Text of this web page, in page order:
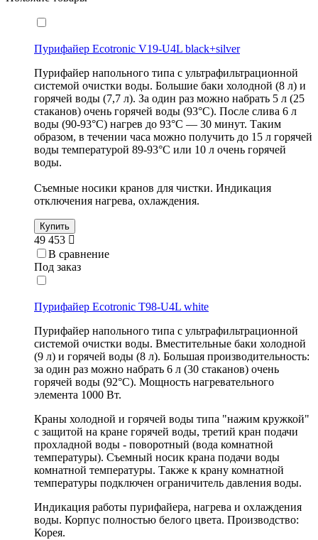
Пурифайер Ecotronic V19-U4L black+silver
Пурифайер напольного типа с ультрафильтрационной
системой очистки воды. Большие баки холодной (8 л) и
горячей воды (7,7 л). За один раз можно набрать 5 л (25
стаканов) очень горячей воды (93°С). После слива 6 л
воды (90-93°С) нагрев до 93°С — 30 минут. Таким
образом, в течении часа можно получить до 15 л горячей
воды температурой 89-93°С или 10 л очень горячей
воды.
Съемные носики кранов для чистки. Индикация
отключения нагрева, охлаждения.
Купить
49 453
В сравнение
Под заказ
Пурифайер Ecotronic T98-U4L white
Пурифайер напольного типа с ультрафильтрационной
системой очистки воды. Вместительные баки холодной
(9 л) и горячей воды (8 л). Большая производительность:
за один раз можно набрать 6 л (30 стаканов) очень
горячей воды (92°С). Мощность нагревательного
элемента 1000 Вт.
Краны холодной и горячей воды типа "нажим кружкой"
с защитой на кране горячей воды, третий кран подачи
прохладной воды - поворотный (вода комнатной
температуры). Съемный носик крана подачи воды
комнатной температуры. Также к крану комнатной
температуры подключен ограничитель давления воды.
Индикация работы пурифайера, нагрева и охлаждения
воды. Корпус полностью белого цвета. Производство:
Корея.